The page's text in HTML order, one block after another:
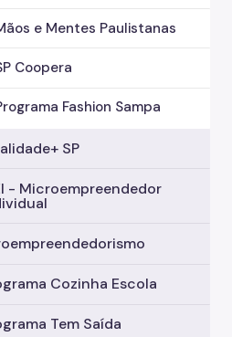
e Mentes Paulistanas
Coopera
Fashion Sampa
SP
- Microempreendedor
Cozinha Escola
Tem Saída